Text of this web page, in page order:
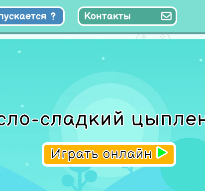
Контакты
сладкий
Играть онлайн